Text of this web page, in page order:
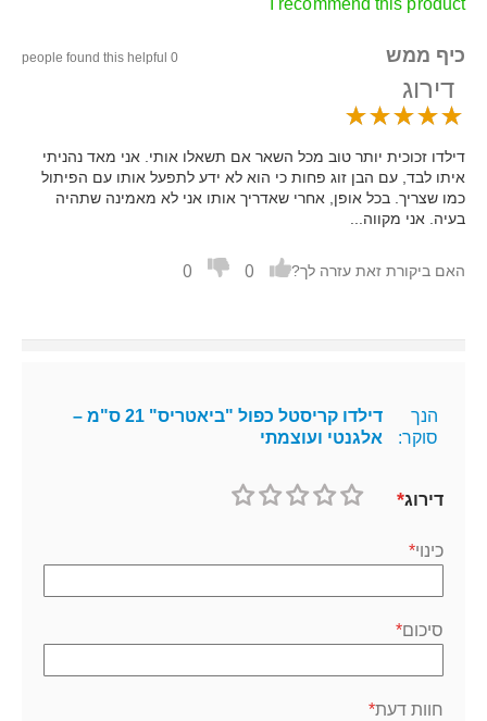
I recommend this product
כיף ממש 0 people found this helpful
דירוג
דילדו זכוכית יותר טוב מכל השאר אם תשאלו אותי. אני מאד נהניתי
איתו לבד, עם הבן זוג פחות כי הוא לא ידע לתפעל אותו עם הפיתול
כמו שצריך. בכל אופן, אחרי שאדריך אותו אני לא מאמינה שתהיה
בעיה. אני מקווה...
האם ביקורת זאת עזרה לך? 0
0
הנך
סוקר:
דילדו קריסטל כפול "ביאטריס" 21 ס"מ –
אלגנטי ועוצמתי
דירוג
כינוי
סיכום
חוות דעת